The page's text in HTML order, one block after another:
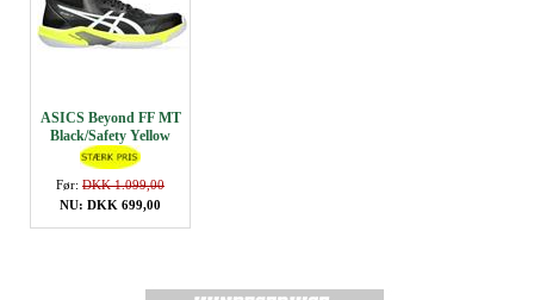
ASICS Beyond FF MT
Black/Safety Yellow
Før: DKK 1.099,00
NU: DKK 699,00